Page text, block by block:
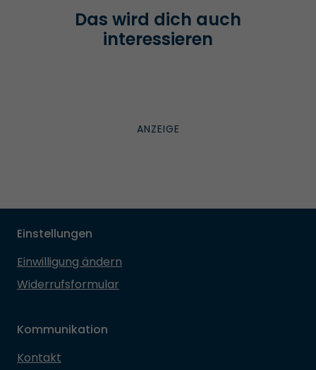
Das wird dich auch
interessieren
Einstellungen
Einwilligung ändern
Widerrufsformular
Kommunikation
Kontakt